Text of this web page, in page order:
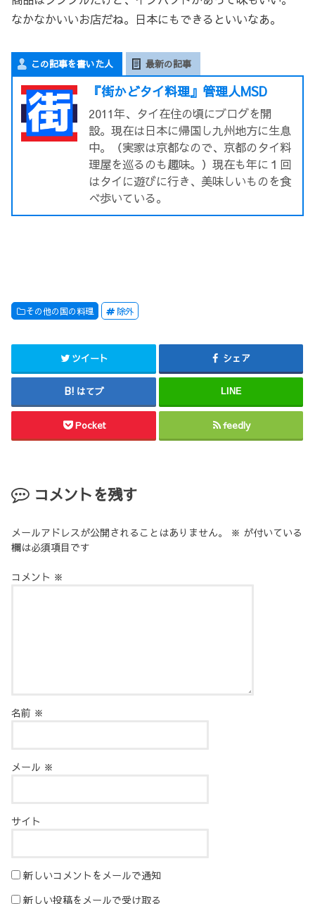
なかなかいいお店だね。日本にもできるといいなあ。
この記事を書いた人 最新の記事
『街かどタイ料理』管理人MSD
2011年、タイ在住の頃にブログを開
設。現在は日本に帰国し九州地方に生息
中。（実家は京都なので、京都のタイ料
理屋を巡るのも趣味。）現在も年に１回
はタイに遊びに行き、美味しいものを食
べ歩いている。
その他の国の料理 除外
ツイート シェア
はてブ LINE
Pocket feedly
コメントを残す
メールアドレスが公開されることはありません。 ※ が付いている
欄は必須項目です
コメント ※
名前 ※
メール ※
サイト
新しいコメントをメールで通知
新しい投稿をメールで受け取る